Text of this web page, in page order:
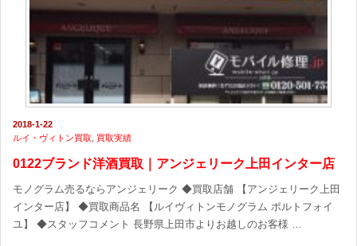
2018-1-22
ルイ・ヴィトン買取, 買取実績
0122ブランド洋酒買取｜アンジェリーク上田インター店
モノグラム売るならアンジェリーク ◆買取店舗 【アンジェリーク上田
インター店】 ◆買取商品名 【ルイヴィトンモノグラム ポルトフォイ
ユ】 ◆スタッフコメント 長野県上田市よりお越しのお客様 …